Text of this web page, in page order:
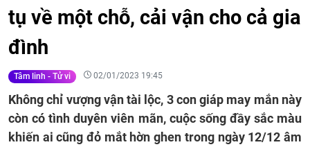
tụ về một chỗ, cải vận cho cả gia
đình
Tâm linh - Tử vi 02/01/2023 19:45
Không chỉ vượng vận tài lộc, 3 con giáp may mắn này
còn có tình duyên viên mãn, cuộc sống đầy sắc màu
khiến ai cũng đỏ mắt hờn ghen trong ngày 12/12 âm